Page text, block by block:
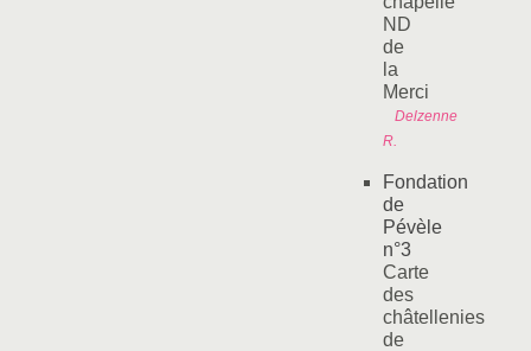
ND
de
la
Merci
Delzenne
R.
Fondation
de
Pévèle
n°3
Carte
des
châtellenies
de